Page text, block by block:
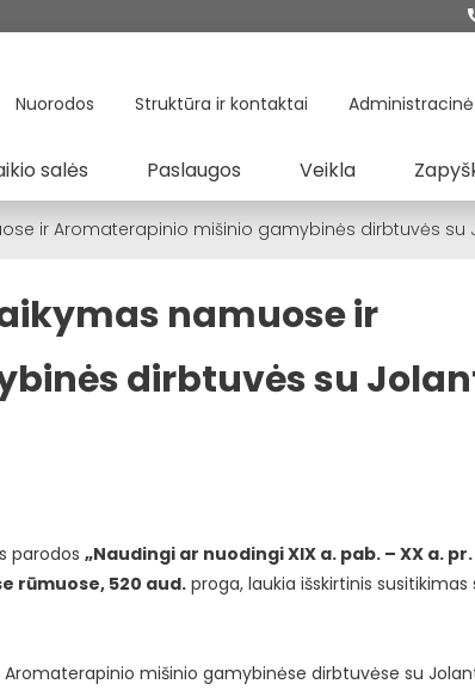
Nuorodos Struktūra ir kontaktai
salės Paslaugos Veikla
ir Aromaterapinio mišinio gamybinės dirbtuvės su
namuose ir
dirbtuvės su
parodos „Naudingi ar nuodingi XIX a. pab. – XX a.
rūmuose, 520 aud. proga, laukia išskirtinis susitikimas
mišinio gamybinėse dirbtuvėse su